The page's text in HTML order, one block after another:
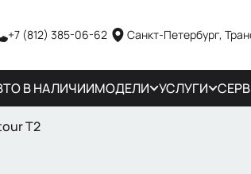
+7 (812) 385-06-62 Санкт-Петербург,
В НАЛИЧИИМОДЕЛИ УСЛУГИ
T2